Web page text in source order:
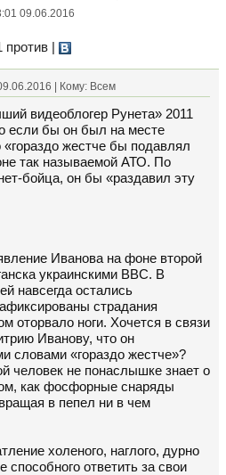
09.06.2016
против
| Кому: Всем
видеоблогер Рунета» 2011
если бы он был на месте
«гораздо жестче бы подавлял
так называемой АТО. По
бойца, он бы «раздавил эту
Иванова на фоне второй
украинскими ВВС. В
навсегда остались
страдания
оторвало ноги. Хочется в связи
Иванову, что он
словами «гораздо жестче»?
человек не понаслышке знает о
как фосфорные снаряды
в пепел ни в чем
холеного, наглого, дурно
способного ответить за свои